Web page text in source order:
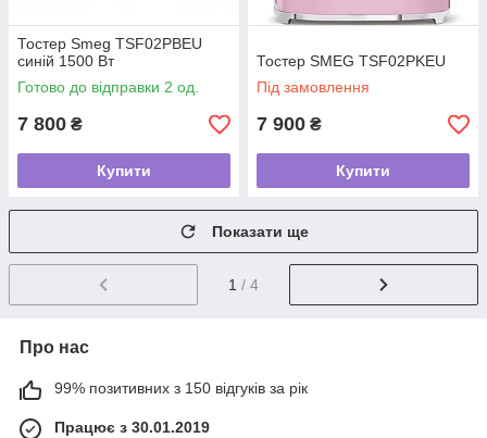
Тостер Smeg TSF02PBEU
синій 1500 Вт
Готово до відправки 2 од.
7 800 ₴
Купити
Тостер SMEG TSF02PKEU
Під замовлення
7 900 ₴
Купити
Показати ще
1 / 4
Про нас
99% позитивних з 150 відгуків за рік
Працює з 30.01.2019